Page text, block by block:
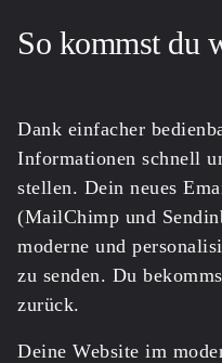
So kommst du
Dank einfacher
Informationen schnell
stellen. Dein neues
(MailChimp und
moderne und
zu senden. Du
zurück.
Deine Website im